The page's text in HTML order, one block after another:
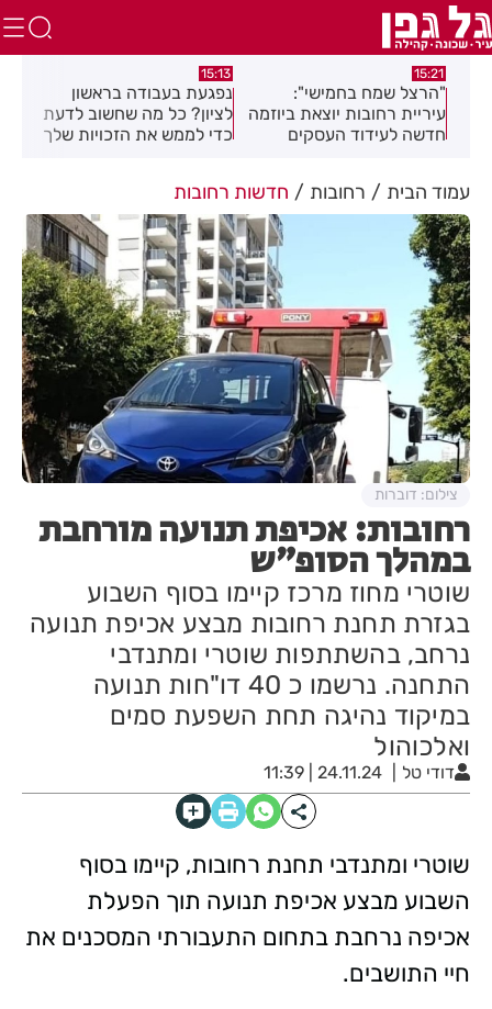
15:21
"הרצל שמח בחמישי":
עיריית רחובות יוצאת ביוזמה
חדשה לעידוד העסקים
15:13
נפגעת בעבודה בראשון
לציון? כל מה שחשוב לדעת
כדי לממש את הזכויות שלך
עמוד הבית רחובות חדשות רחובות
רחובות: אכיפת תנועה מורחבת
במהלך הסופ״ש
שוטרי מחוז מרכז קיימו בסוף השבוע
בגזרת תחנת רחובות מבצע אכיפת תנועה
נרחב, בהשתתפות שוטרי ומתנדבי
התחנה. נרשמו כ 40 דו"חות תנועה
במיקוד נהיגה תחת השפעת סמים
ואלכוהול
דודי טל 24.11.24 | 11:39
צילום: דוברות
שוטרי ומתנדבי תחנת רחובות, קיימו בסוף
השבוע מבצע אכיפת תנועה תוך הפעלת
אכיפה נרחבת בתחום התעבורתי המסכנים את
חיי התושבים.